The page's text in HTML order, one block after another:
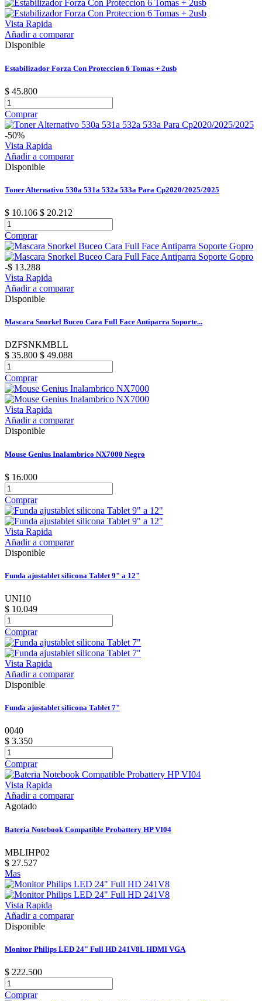
Vista Rapida
Añadir a comparar
Disponible
Estabilizador Forza Con Proteccion 6 Tomas + 2usb
$ 45.800
Comprar
-50%
Vista Rapida
Añadir a comparar
Disponible
Toner Alternativo 530a 531a 532a 533a Para Cp2020/2025/2025
$ 10.106 $ 20.212
Comprar
-$ 13.288
Vista Rapida
Añadir a comparar
Disponible
Mascara Snorkel Buceo Cara Full Face Antiparra Soporte...
DZFSNKMBLL
$ 35.800 $ 49.088
Comprar
Vista Rapida
Añadir a comparar
Disponible
Mouse Genius Inalambrico NX7000 Negro
$ 16.000
Comprar
Vista Rapida
Añadir a comparar
Disponible
Funda ajustablet silicona Tablet 9" a 12"
UNI10
$ 10.049
Comprar
Vista Rapida
Añadir a comparar
Disponible
Funda ajustablet silicona Tablet 7"
0040
$ 3.350
Comprar
Vista Rapida
Añadir a comparar
Agotado
Bateria Notebook Compatible Probattery HP VI04
MBLIHP02
$ 27.527
Mas
Vista Rapida
Añadir a comparar
Disponible
Monitor Philips LED 24" Full HD 241V8L HDMI VGA
$ 222.500
Comprar